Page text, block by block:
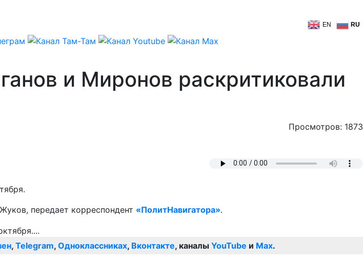
EN RU
и Миронов раскритиковали
Просмотров: 1873
передает корреспондент «ПолитНавигатора».
, Telegram, Одноклассниках, Вконтакте, каналы YouTube и Max.